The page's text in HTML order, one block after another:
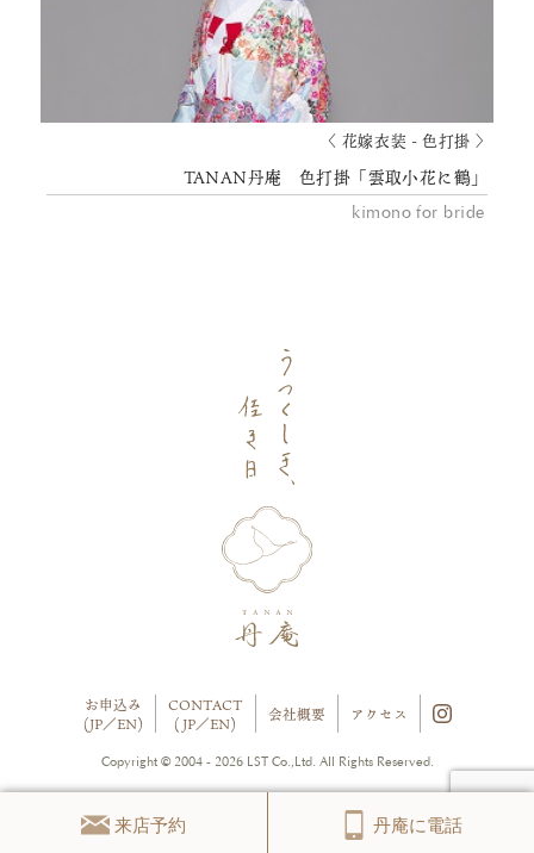
〈 花嫁衣装 - 色打掛 〉
TANAN丹庵 色打掛「雲取小花に鶴」
kimono for bride
お申込み
(JP／EN)
CONTACT
( JP／EN) 会社概要 アクセス
Copyright © 2004 - 2026 LST Co.,Ltd. All Rights Reserved.
来店予約 丹庵に電話